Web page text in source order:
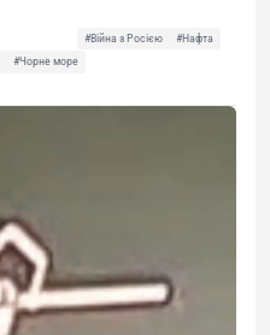
#Війна з Росією
#Нафта
#Чорне море